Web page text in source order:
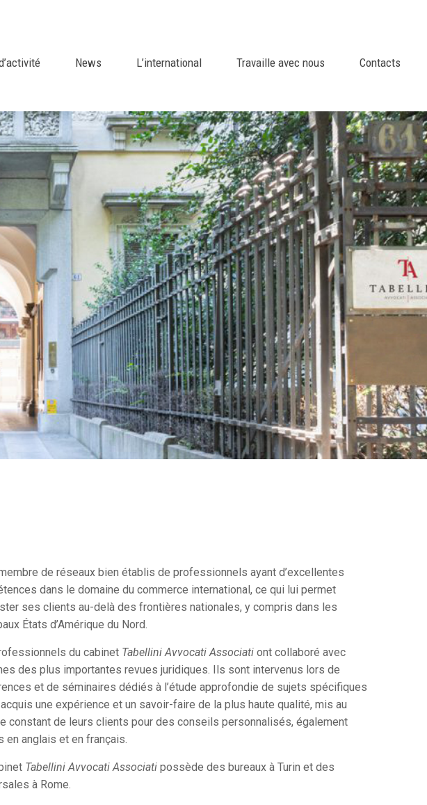
News L’international Travaille avec nous Contacts
de réseaux bien établis de professionnels ayant d’excellentes
dans le domaine du commerce international, ce qui lui permet
ses clients au-delà des frontières nationales, y compris dans les
États d’Amérique du Nord.
du cabinet Tabellini Avvocati Associati ont collaboré avec
des plus importantes revues juridiques. Ils sont intervenus lors de
et de séminaires dédiés à l’étude approfondie de sujets spécifiques
une expérience et un savoir-faire de la plus haute qualité, mis au
constant de leurs clients pour des conseils personnalisés, également
en anglais et en français.
Tabellini Avvocati Associati possède des bureaux à Turin et des
à Rome.